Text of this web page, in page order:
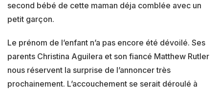
second bébé de cette maman déja comblée avec un
petit garçon.
Le prénom de l’enfant n’a pas encore été dévoilé. Ses
parents Christina Aguilera et son fiancé Matthew Rutler
nous réservent la surprise de l’annoncer très
prochainement. L’accouchement se serait déroulé à